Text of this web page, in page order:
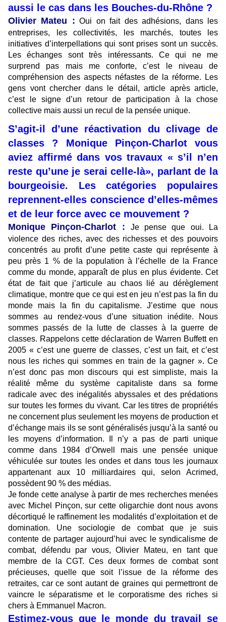
aussi le cas dans les Bouches-du-Rhône ?
Olivier Mateu : Oui on fait des adhésions, dans les
entreprises, les collectivités, les marchés, toutes les
initiatives d’interpellations qui sont prises sont un succès.
Les échanges sont très intéressants. Ce qui ne me
surprend pas mais me conforte, c’est le niveau de
compréhension des aspects néfastes de la réforme. Les
gens vont chercher dans le détail, article après article,
c’est le signe d’un retour de participation à la chose
collective mais aussi un recul de la pensée unique.
S’agit-il d’une réactivation du clivage de
classes ? Monique Pinçon-Charlot vous
aviez affirmé dans vos travaux « s’il n’en
reste qu’une je serai celle-là», parlant de la
bourgeoisie. Les catégories populaires
reprennent-elles conscience d’elles-mêmes
et de leur force avec ce mouvement ?
Monique Pinçon-Charlot :
Je pense que oui. La
violence des riches, avec des richesses et des pouvoirs
concentrés au profit d’une petite caste qui représente à
peu près 1 % de la population à l’échelle de la France
comme du monde, apparaît de plus en plus évidente. Cet
état de fait que j’articule au chaos lié au dérèglement
climatique, montre que ce qui est en jeu n’est pas la fin du
monde mais la fin du capitalisme. J’estime que nous
sommes au rendez-vous d’une situation inédite. Nous
sommes passés de la lutte de classes à la guerre de
classes. Rappelons cette déclaration de Warren Buffett en
2005 « c’est une guerre de classes, c’est un fait, et c’est
nous les riches qui sommes en train de la gagner ». Ce
n’est donc pas mon discours qui est simpliste, mais la
réalité même du système capitaliste dans sa forme
radicale avec des inégalités abyssales et des prédations
sur toutes les formes du vivant. Car les titres de propriétés
ne concernent plus seulement les moyens de production et
d’échange mais ils se sont généralisés jusqu’à la santé ou
les moyens d’information. Il n’y a pas de parti unique
comme dans 1984 d’Orwell mais une pensée unique
véhiculée sur toutes les ondes et dans tous les journaux
appartenant aux 10 milliardaires qui, selon Acrimed,
possèdent 90 % des médias.
Je fonde cette analyse à partir de mes recherches menées
avec Michel Pinçon, sur cette oligarchie dont nous avons
décortiqué le raffinement les modalités d’exploitation et de
domination. Une sociologie de combat que je suis
contente de partager aujourd’hui avec le syndicalisme de
combat, défendu par vous, Olivier Mateu, en tant que
membre de la CGT. Ces deux formes de combat sont
précieuses, quelle que soit l’issue de la réforme des
retraites, car ce sont autant de graines qui permettront de
vaincre le séparatisme et le corporatisme des riches si
chers à Emmanuel Macron.
Estimez-vous que le monde du travail se